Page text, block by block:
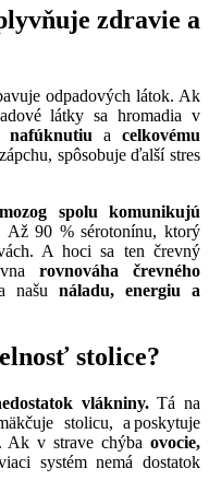
zdravie a
odpadových látok. Ak
látky sa hromadia v
nafúknutiu a celkovému
spôsobuje ďalší stres
spolu komunikujú
Až 90 % sérotonínu, ktorý
A hoci sa ten črevný
rovnováha črevného
našu náladu, energiu a
stolice?
vlákniny.Tá na
stolicu, a poskytuje
Ak v strave chýba ovocie,
systém nemá dostatok